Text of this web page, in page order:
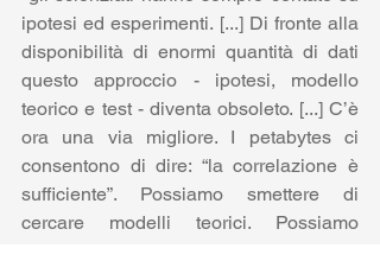
ipotesi ed esperimenti. [...] Di fronte alla
disponibilità di enormi quantità di dati
questo approccio - ipotesi, modello
teorico e test - diventa obsoleto. [...] C’è
ora una via migliore. I petabytes ci
consentono di dire: “la correlazione è
sufficiente”. Possiamo smettere di
cercare modelli teorici. Possiamo